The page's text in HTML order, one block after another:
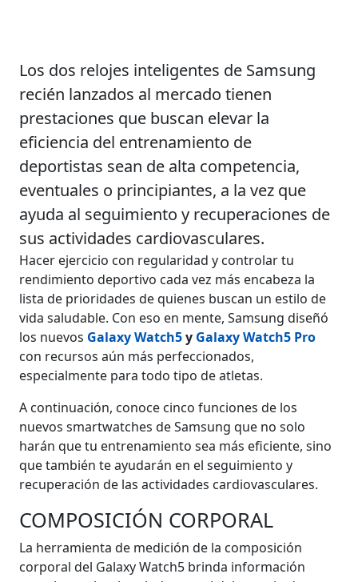
Los dos relojes inteligentes de Samsung
recién lanzados al mercado tienen
prestaciones que buscan elevar la
eficiencia del entrenamiento de
deportistas sean de alta competencia,
eventuales o principiantes, a la vez que
ayuda al seguimiento y recuperaciones de
sus actividades cardiovasculares.
Hacer ejercicio con regularidad y controlar tu
rendimiento deportivo cada vez más encabeza la
lista de prioridades de quienes buscan un estilo de
vida saludable. Con eso en mente, Samsung diseñó
los nuevos Galaxy Watch5y Galaxy Watch5 Pro
con recursos aún más perfeccionados,
especialmente para todo tipo de atletas.
A continuación, conoce cinco funciones de los
nuevos smartwatches de Samsung que no solo
harán que tu entrenamiento sea más eficiente, sino
que también te ayudarán en el seguimiento y
recuperación de las actividades cardiovasculares.
COMPOSICIÓN CORPORAL
La herramienta de medición de la composición
corporal del Galaxy Watch5 brinda información